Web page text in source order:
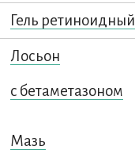
Гель ретиноидный
Лосьон
с бетаметазоном
Мазь